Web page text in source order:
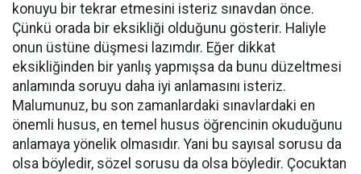
konuyu bir tekrar etmesini isteriz sınavdan önce.
Çünkü orada bir eksikliği olduğunu gösterir. Haliyle
onun üstüne düşmesi lazımdır. Eğer dikkat
eksikliğinden bir yanlış yapmışsa da bunu düzeltmesi
anlamında soruyu daha iyi anlamasını isteriz.
Malumunuz, bu son zamanlardaki sınavlardaki en
önemli husus, en temel husus öğrencinin okuduğunu
anlamaya yönelik olmasıdır. Yani bu sayısal sorusu da
olsa böyledir, sözel sorusu da olsa böyledir. Çocuktan